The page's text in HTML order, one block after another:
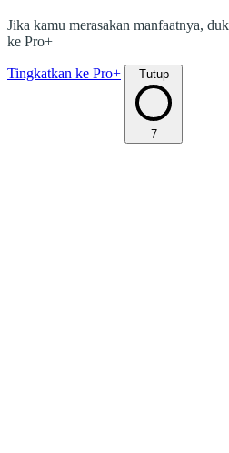
Jika kamu merasakan manfaatnya,
ke Pro+
Tingkatkan ke Pro+ Tutup
7